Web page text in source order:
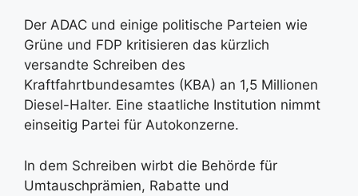
Der ADAC und einige politische Parteien wie
Grüne und FDP kritisieren das kürzlich
versandte Schreiben des
Kraftfahrtbundesamtes (KBA) an 1,5 Millionen
Diesel-Halter. Eine staatliche Institution nimmt
einseitig Partei für Autokonzerne.
In dem Schreiben wirbt die Behörde für
Umtauschprämien, Rabatte und